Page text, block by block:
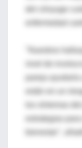
del cónyuge
enfermedad
"Nuestros
pareja
están en un
estrategias